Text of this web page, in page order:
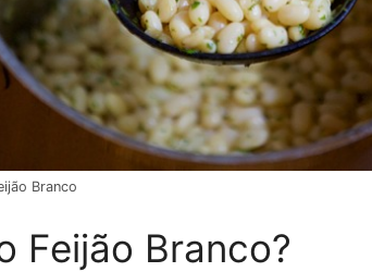
Branco
Feijão Branco?